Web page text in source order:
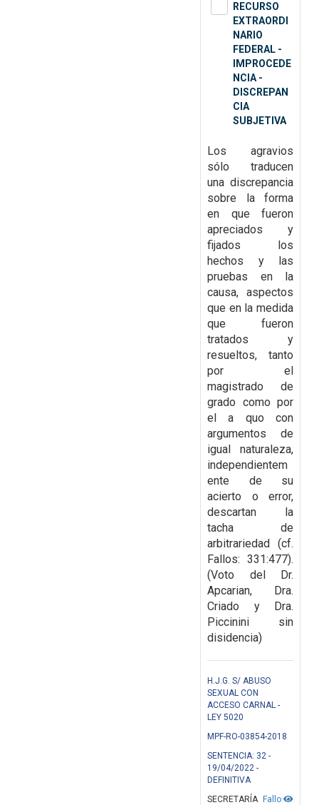
RECURSO
EXTRAORDI
NARIO
FEDERAL -
IMPROCEDE
NCIA -
DISCREPAN
CIA
SUBJETIVA
Los agravios
sólo traducen
una discrepancia
sobre la forma
en que fueron
apreciados y
fijados los
hechos y las
pruebas en la
causa, aspectos
que en la medida
que fueron
tratados y
resueltos, tanto
por el
magistrado de
grado como por
el a quo con
argumentos de
igual naturaleza,
independientem
ente de su
acierto o error,
descartan la
tacha de
arbitrariedad (cf.
Fallos: 331:477).
(Voto del Dr.
Apcarian, Dra.
Criado y Dra.
Piccinini sin
disidencia)
H.J.G. S/ ABUSO
SEXUAL CON
ACCESO CARNAL -
LEY 5020
MPF-RO-03854-2018
SENTENCIA: 32 -
19/04/2022 -
DEFINITIVA
Fallo
SECRETARÍA